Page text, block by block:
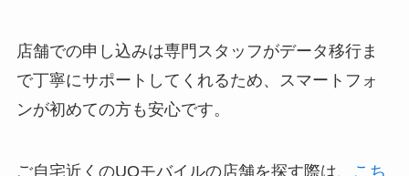
店舗での申し込みは専門スタッフがデータ移行ま
で丁寧にサポートしてくれるため、スマートフォ
ンが初めての方も安心です。
ご自宅近くのUQモバイルの店舗を探す際は、
こち